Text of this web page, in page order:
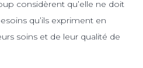
considèrent qu’elle ne doit
qu’ils expriment en
soins et de leur qualité de